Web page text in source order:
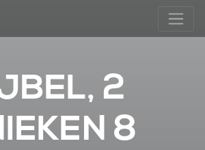
2
8